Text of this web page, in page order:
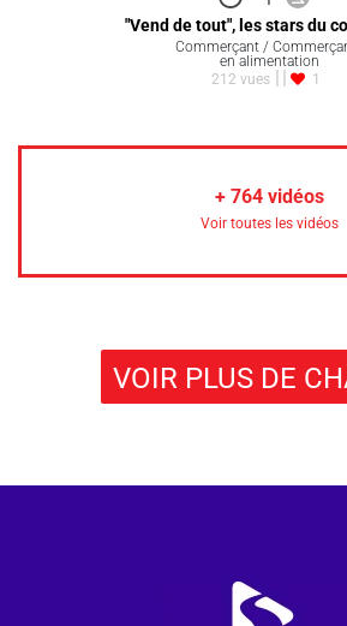
"Vend de tout", les stars du
Commerçant /
en alimentation
212 vues
1
+ 764vidéos
Voir toutes les vidéos
VOIR PLUS DE